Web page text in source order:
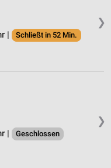
❯
|
Schließt in 52 Min.
❯
|
Geschlossen